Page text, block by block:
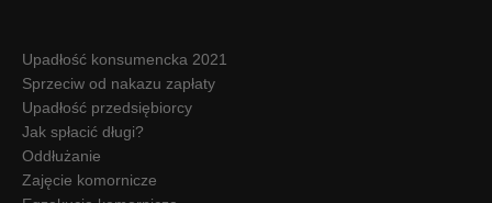
Upadłość konsumencka 2021
Sprzeciw od nakazu zapłaty
Upadłość przedsiębiorcy
Jak spłacić długi?
Oddłużanie
Zajęcie komornicze